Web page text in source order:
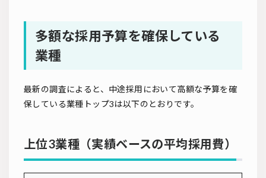
多額な採用予算を確保している
業種
最新の調査によると、中途採用において高額な予算を確
保している業種トップ3は以下のとおりです。
上位3業種（実績ベースの平均採用費）